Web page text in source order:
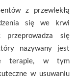
z przewlekłą
się we krwi
się
nazywany jest
terapie, w tym
w usuwaniu